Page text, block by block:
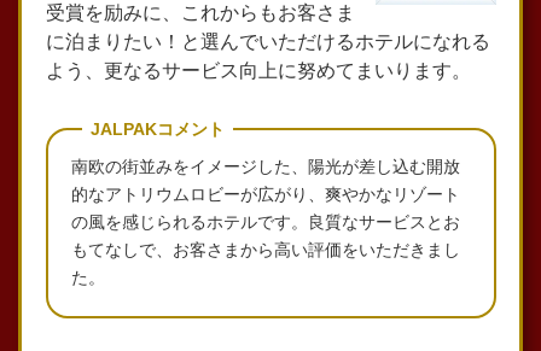
受賞を励みに、これからもお客さま
に泊まりたい！と選んでいただけるホテルになれる
よう、更なるサービス向上に努めてまいります。
JALPAKコメント
南欧の街並みをイメージした、陽光が差し込む開放
的なアトリウムロビーが広がり、爽やかなリゾート
の風を感じられるホテルです。良質なサービスとお
もてなしで、お客さまから高い評価をいただきまし
た。